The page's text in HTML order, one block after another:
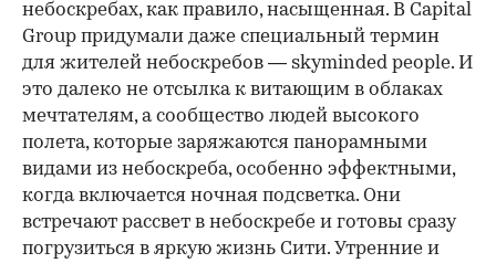
небоскребах, как правило, насыщенная. В Capital
Group придумали даже специальный термин
для жителей небоскребов — skyminded people. И
это далеко не отсылка к витающим в облаках
мечтателям, а сообщество людей высокого
полета, которые заряжаются панорамными
видами из небоскреба, особенно эффектными,
когда включается ночная подсветка. Они
встречают рассвет в небоскребе и готовы сразу
погрузиться в яркую жизнь Сити. Утренние и